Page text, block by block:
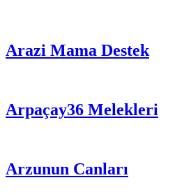
Arazi Mama Destek
Arpaçay36 Melekleri
Arzunun Canları